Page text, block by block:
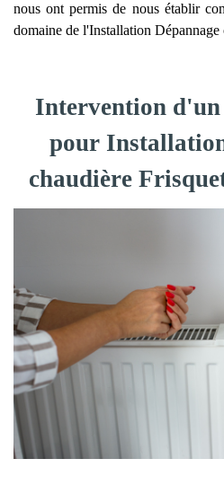
nous ont permis de nous établir
domaine de l'Installation Dépannage
Intervention d'un
pour
chaudière